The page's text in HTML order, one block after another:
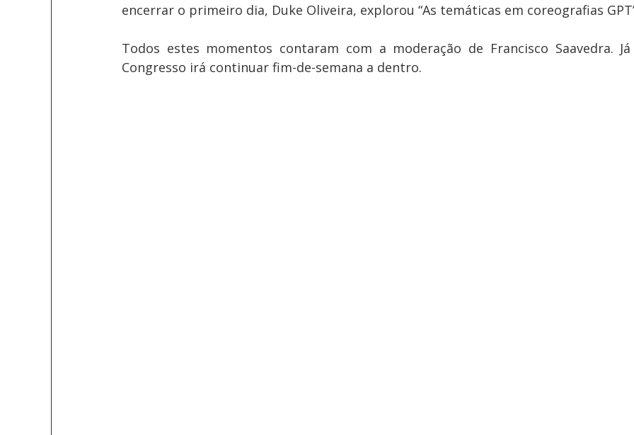
encerrar o primeiro dia, Duke Oliveira, explorou “As temáticas em coreografias
Todos estes momentos contaram com a moderação de Francisco Saavedra.
Congresso irá continuar fim-de-semana a dentro.